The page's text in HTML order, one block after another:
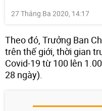
27 Tháng Ba 2020, 14:17
Theo đó, Trưởng Ban
trên thế giới, thời gian
Covid-19 từ 100 lên
28 ngày).